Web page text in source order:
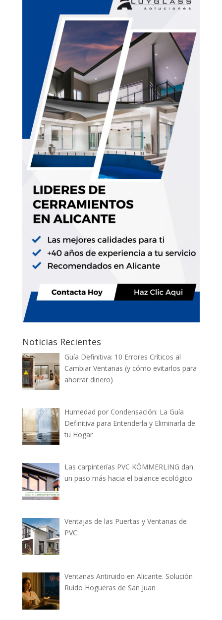
Noticias Recientes
Guía Definitiva: 10 Errores Críticos al
Cambiar Ventanas (y cómo evitarlos para
ahorrar dinero)
Humedad por Condensación: La Guía
Definitiva para Entenderla y Eliminarla de
tu Hogar
Las carpinterías PVC KÖMMERLING dan
un paso más hacia el balance ecológico
Ventajas de las Puertas y Ventanas de
PVC:
Ventanas Antiruido en Alicante. Solución
Ruido Hogueras de San Juan